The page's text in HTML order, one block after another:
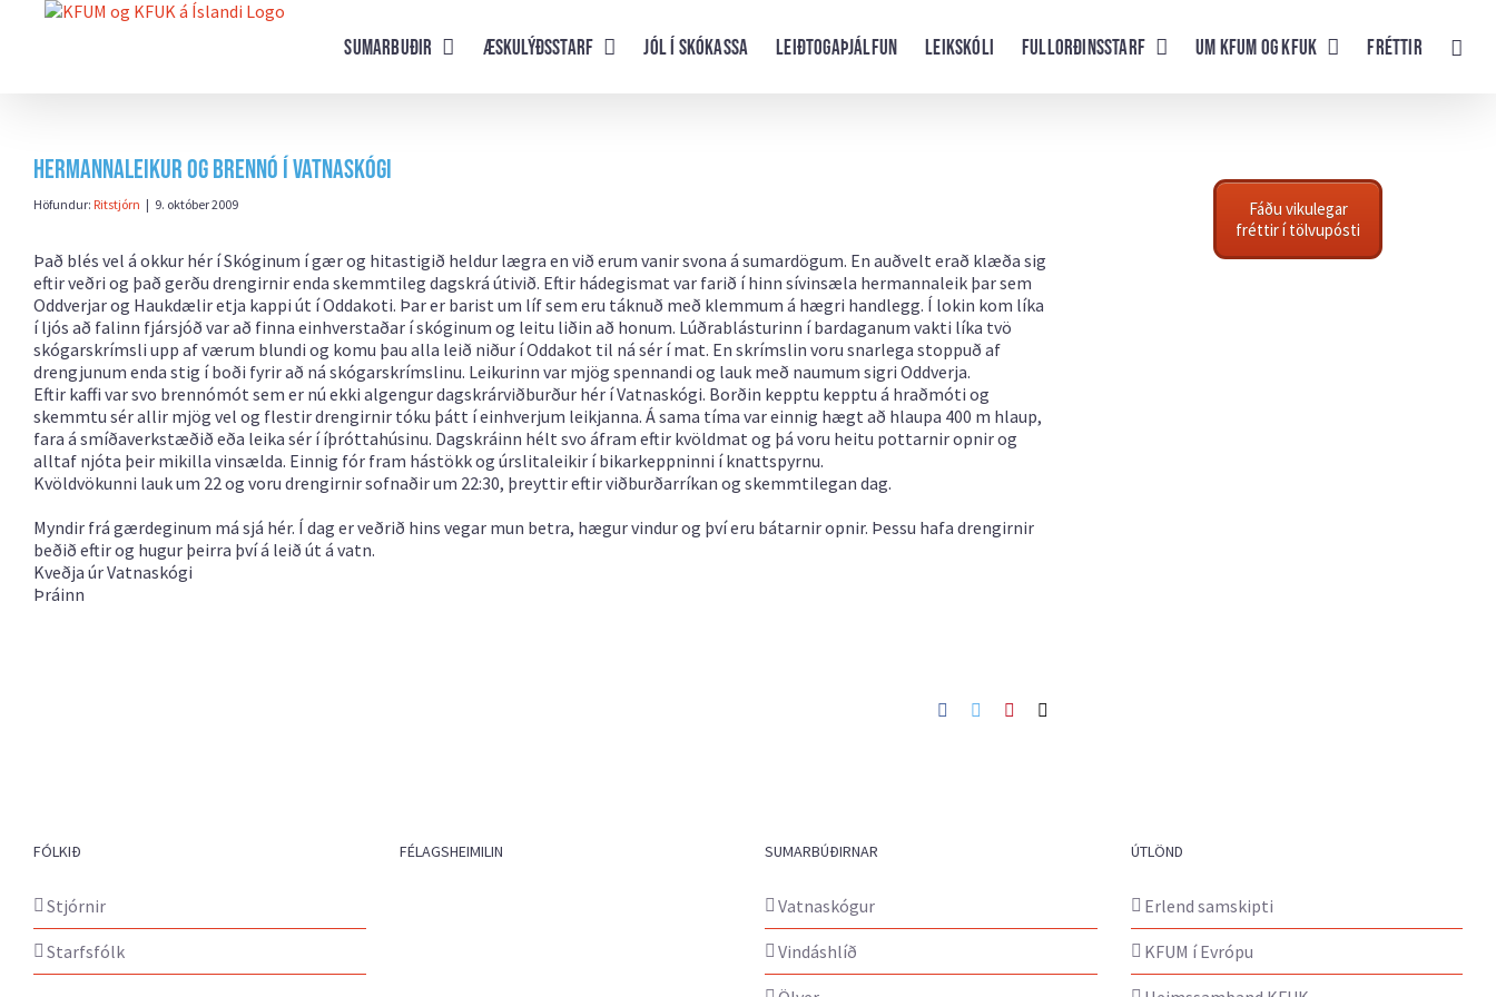
Sumarbuðir Æskulýðsstarf Jól í skókassa Leiðtogaþjálfun Leikskóli Fullorðinsstarf UM KFUM og KFUK Fréttir
Hermannaleikur og brennó í Vatnaskógi
Höfundur: Ritstjórn | 9. október 2009
Það blés vel á okkur hér í Skóginum í gær og hitastigið heldur lægra en við erum vanir svona á sumardögum. En auðvelt erað klæða sig
eftir veðri og það gerðu drengirnir enda skemmtileg dagskrá útivið. Eftir hádegismat var farið í hinn sívinsæla hermannaleik þar sem
Oddverjar og Haukdælir etja kappi út í Oddakoti. Þar er barist um líf sem eru táknuð með klemmum á hægri handlegg. Í lokin kom líka
í ljós að falinn fjársjóð var að finna einhverstaðar í skóginum og leitu liðin að honum. Lúðrablásturinn í bardaganum vakti líka tvö
skógarskrímsli upp af værum blundi og komu þau alla leið niður í Oddakot til ná sér í mat. En skrímslin voru snarlega stoppuð af
drengjunum enda stig í boði fyrir að ná skógarskrímslinu. Leikurinn var mjög spennandi og lauk með naumum sigri Oddverja.
Eftir kaffi var svo brennómót sem er nú ekki algengur dagskrárviðburður hér í Vatnaskógi. Borðin kepptu kepptu á hraðmóti og
skemmtu sér allir mjög vel og flestir drengirnir tóku þátt í einhverjum leikjanna. Á sama tíma var einnig hægt að hlaupa 400 m hlaup,
fara á smíðaverkstæðið eða leika sér í íþróttahúsinu. Dagskráinn hélt svo áfram eftir kvöldmat og þá voru heitu pottarnir opnir og
alltaf njóta þeir mikilla vinsælda. Einnig fór fram hástökk og úrslitaleikir í bikarkeppninni í knattspyrnu.
Kvöldvökunni lauk um 22 og voru drengirnir sofnaðir um 22:30, þreyttir eftir viðburðarríkan og skemmtilegan dag.
Myndir frá gærdeginum má sjá hér. Í dag er veðrið hins vegar mun betra, hægur vindur og því eru bátarnir opnir. Þessu hafa drengirnir
beðið eftir og hugur þeirra því á leið út á vatn.
Kveðja úr Vatnaskógi
Þráinn
Facebook
TwitterPinterest
Fáðu vikulegar
fréttir í tölvupósti
FÓLKIÐ
Stjórnir
Starfsfólk
FÉLAGSHEIMILIN SUMARBÚÐIRNAR
Vatnaskógur
Vindáshlíð
ÚTLÖND
Erlend samskipti
KFUM í Evrópu